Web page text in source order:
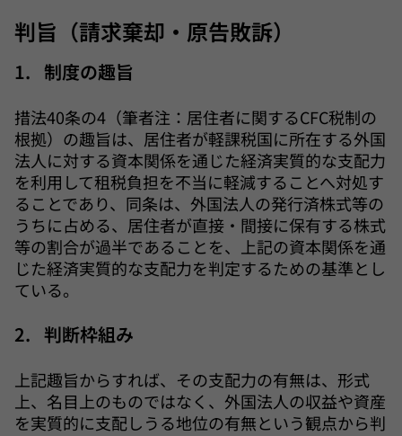
判旨（請求棄却・原告敗訴）
1. 制度の趣旨
措法40条の4（筆者注：居住者に関するCFC税制の
根拠）の趣旨は、居住者が軽課税国に所在する外国
法人に対する資本関係を通じた経済実質的な支配力
を利用して租税負担を不当に軽減することへ対処す
ることであり、同条は、外国法人の発行済株式等の
うちに占める、居住者が直接・間接に保有する株式
等の割合が過半であることを、上記の資本関係を通
じた経済実質的な支配力を判定するための基準とし
ている。
2. 判断枠組み
上記趣旨からすれば、その支配力の有無は、形式
上、名目上のものではなく、外国法人の収益や資産
を実質的に支配しうる地位の有無という観点から判